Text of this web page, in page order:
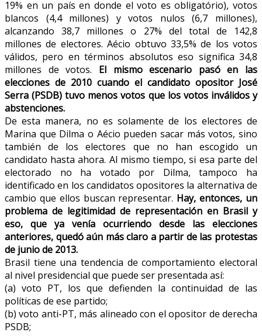
19% en un país en donde el voto es obligatório), votos
blancos (4,4 millones) y votos nulos (6,7 millones),
alcanzando 38,7 millones o 27% del total de 142,8
millones de electores. Aécio obtuvo 33,5% de los votos
válidos, pero en términos absolutos eso significa 34,8
millones de votos.
El mismo escenario pasó en las
elecciones de 2010 cuando el candidato opositor José
Serra (PSDB) tuvo menos votos que los votos inválidos y
abstenciones.
De esta manera, no es solamente de los electores de
Marina que Dilma o Aécio pueden sacar más votos, sino
también de los electores que no han escogido un
candidato hasta ahora. Al mismo tiempo, si esa parte del
electorado no ha votado por Dilma, tampoco ha
identificado en los candidatos opositores la alternativa de
cambio que ellos buscan representar. Hay, entonces, un
problema de legitimidad de representación en Brasil y
eso, que ya venía ocurriendo desde las elecciones
anteriores, quedó aún más claro a partir de las protestas
de junio de 2013.
Brasil tiene una tendencia de comportamiento electoral
al nivel presidencial que puede ser presentada así:
(a) voto PT, los que defienden la continuidad de las
políticas de ese partido;
(b) voto anti-PT, más alineado con el opositor de derecha
PSDB;